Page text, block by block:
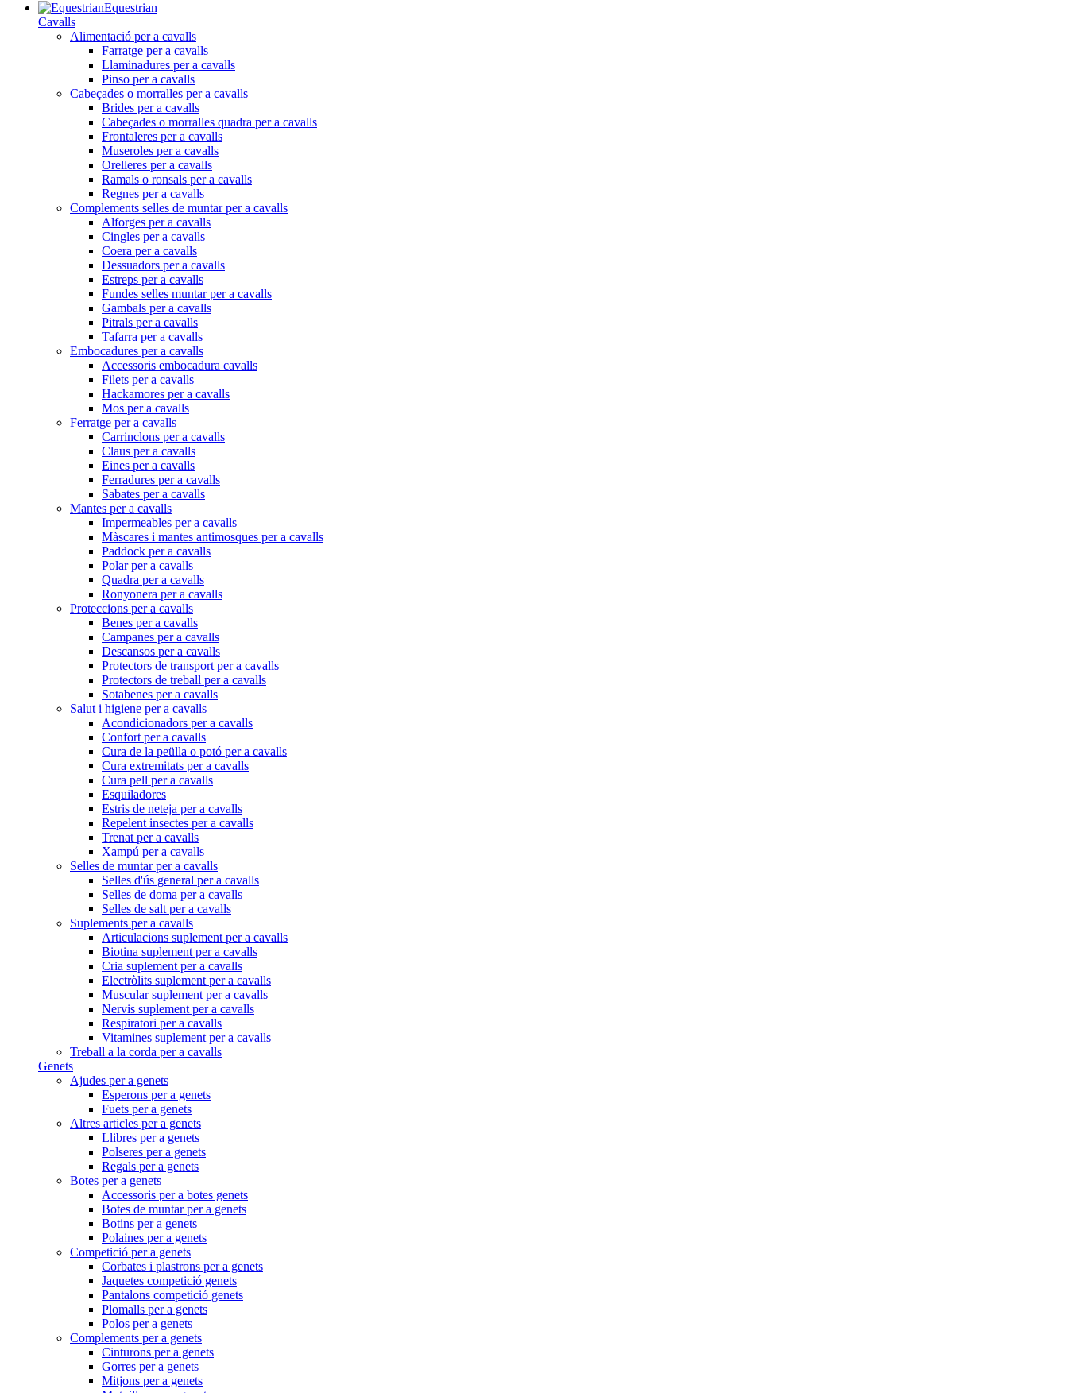
Equestrian
Cavalls
Alimentació per a cavalls
Farratge per a cavalls
Llaminadures per a cavalls
Pinso per a cavalls
Cabeçades o morralles per a cavalls
Brides per a cavalls
Cabeçades o morralles quadra per a cavalls
Frontaleres per a cavalls
Museroles per a cavalls
Orelleres per a cavalls
Ramals o ronsals per a cavalls
Regnes per a cavalls
Complements selles de muntar per a cavalls
Alforges per a cavalls
Cingles per a cavalls
Coera per a cavalls
Dessuadors per a cavalls
Estreps per a cavalls
Fundes selles muntar per a cavalls
Gambals per a cavalls
Pitrals per a cavalls
Tafarra per a cavalls
Embocadures per a cavalls
Accessoris embocadura cavalls
Filets per a cavalls
Hackamores per a cavalls
Mos per a cavalls
Ferratge per a cavalls
Carrinclons per a cavalls
Claus per a cavalls
Eines per a cavalls
Ferradures per a cavalls
Sabates per a cavalls
Mantes per a cavalls
Impermeables per a cavalls
Màscares i mantes antimosques per a cavalls
Paddock per a cavalls
Polar per a cavalls
Quadra per a cavalls
Ronyonera per a cavalls
Proteccions per a cavalls
Benes per a cavalls
Campanes per a cavalls
Descansos per a cavalls
Protectors de transport per a cavalls
Protectors de treball per a cavalls
Sotabenes per a cavalls
Salut i higiene per a cavalls
Acondicionadors per a cavalls
Confort per a cavalls
Cura de la peülla o potó per a cavalls
Cura extremitats per a cavalls
Cura pell per a cavalls
Esquiladores
Estris de neteja per a cavalls
Repelent insectes per a cavalls
Trenat per a cavalls
Xampú per a cavalls
Selles de muntar per a cavalls
Selles d'ús general per a cavalls
Selles de doma per a cavalls
Selles de salt per a cavalls
Suplements per a cavalls
Articulacions suplement per a cavalls
Biotina suplement per a cavalls
Cria suplement per a cavalls
Electròlits suplement per a cavalls
Muscular suplement per a cavalls
Nervis suplement per a cavalls
Respiratori per a cavalls
Vitamines suplement per a cavalls
Treball a la corda per a cavalls
Genets
Ajudes per a genets
Esperons per a genets
Fuets per a genets
Altres articles per a genets
Llibres per a genets
Polseres per a genets
Regals per a genets
Botes per a genets
Accessoris per a botes genets
Botes de muntar per a genets
Botins per a genets
Polaines per a genets
Competició per a genets
Corbates i plastrons per a genets
Jaquetes competició genets
Pantalons competició genets
Plomalls per a genets
Polos per a genets
Complements per a genets
Cinturons per a genets
Gorres per a genets
Mitjons per a genets